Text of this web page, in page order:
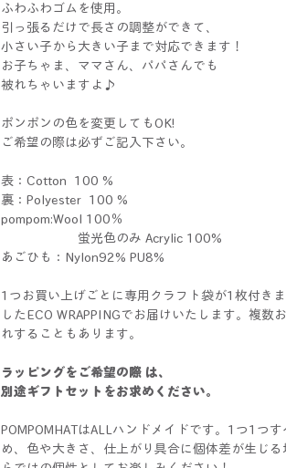
ふわふわゴムを使用。
引っ張るだけで長さの調整ができて、
小さい子から大きい子まで対応できます！
お子ちゃま、ママさん、パパさんでも
被れちゃいますよ♪
ポンポンの色を変更してもOK!
ご希望の際は必ずご記入下さい。
表：Cotton 100 %
裏：Polyester 100 %
pompom:Wool 100％
蛍光色のみ Acrylic 100%
あごひも：Nylon92% PU8%
1つお買い上げごとに専用クラフト袋が1枚付き
したECO WRAPPINGでお届けいたします。複数
れすることもあります。
ラッピングをご希望の際 は、
別途ギフトセットをお求めください。
POMPOMHATはALLハンドメイドです。1つ1つ
め、色や大きさ、仕上がり具合に個体差が生じ